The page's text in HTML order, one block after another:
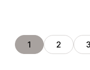
1 2 3